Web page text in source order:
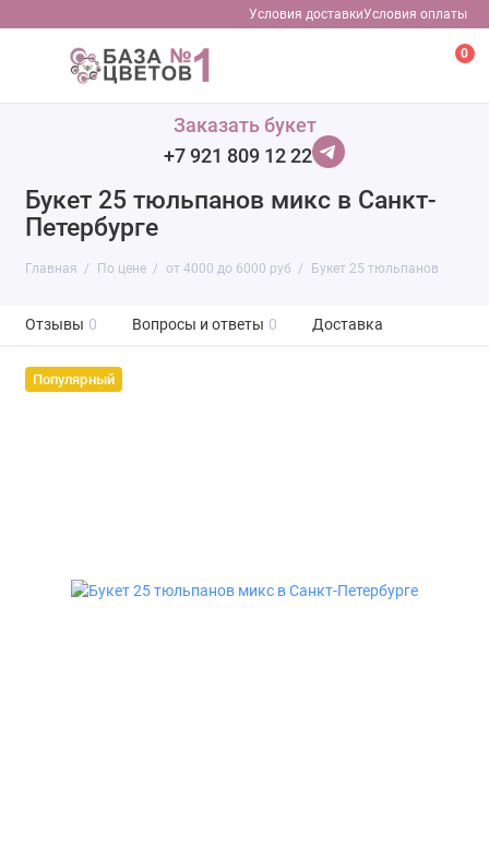
Условия доставкиУсловия оплаты
0
Заказать букет
+7 921 809 12 22
Букет 25 тюльпанов микс в Санкт-
Петербурге
Главная По цене от 4000 до 6000 руб Букет 25 тюльпанов
Отзывы 0 Вопросы и ответы 0 Доставка
Популярный